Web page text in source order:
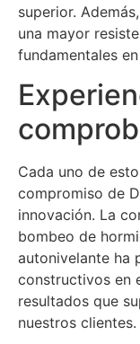
superior.
una mayor
fundamentales
Cada uno de
compromiso de
innovación. La
bombeo de
autonivelante ha
constructivos en
resultados que
nuestros clientes.